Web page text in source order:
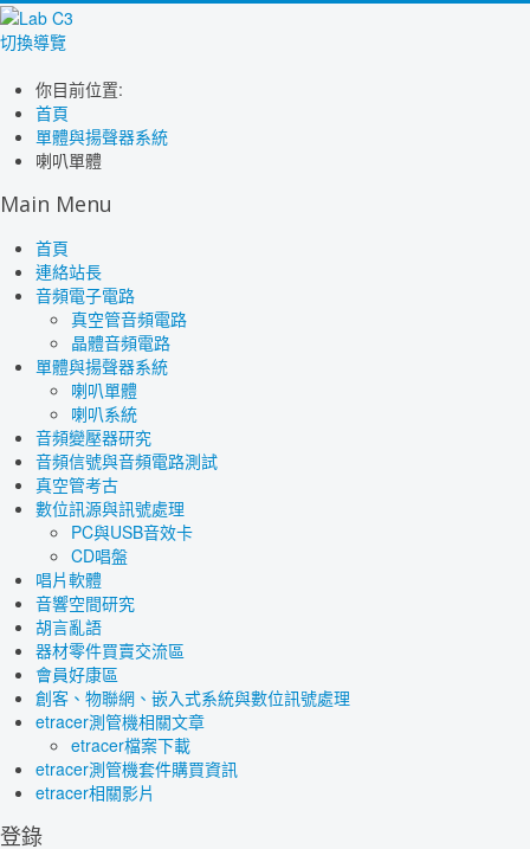
切換導覽
你目前位置:
首頁
單體與揚聲器系統
喇叭單體
Main Menu
首頁
連絡站長
音頻電子電路
真空管音頻電路
晶體音頻電路
單體與揚聲器系統
喇叭單體
喇叭系統
音頻變壓器研究
音頻信號與音頻電路測試
真空管考古
數位訊源與訊號處理
PC與USB音效卡
CD唱盤
唱片軟體
音響空間研究
胡言亂語
器材零件買賣交流區
會員好康區
創客、物聯網、嵌入式系統與數位訊號處理
etracer測管機相關文章
etracer檔案下載
etracer測管機套件購買資訊
etracer相關影片
登錄